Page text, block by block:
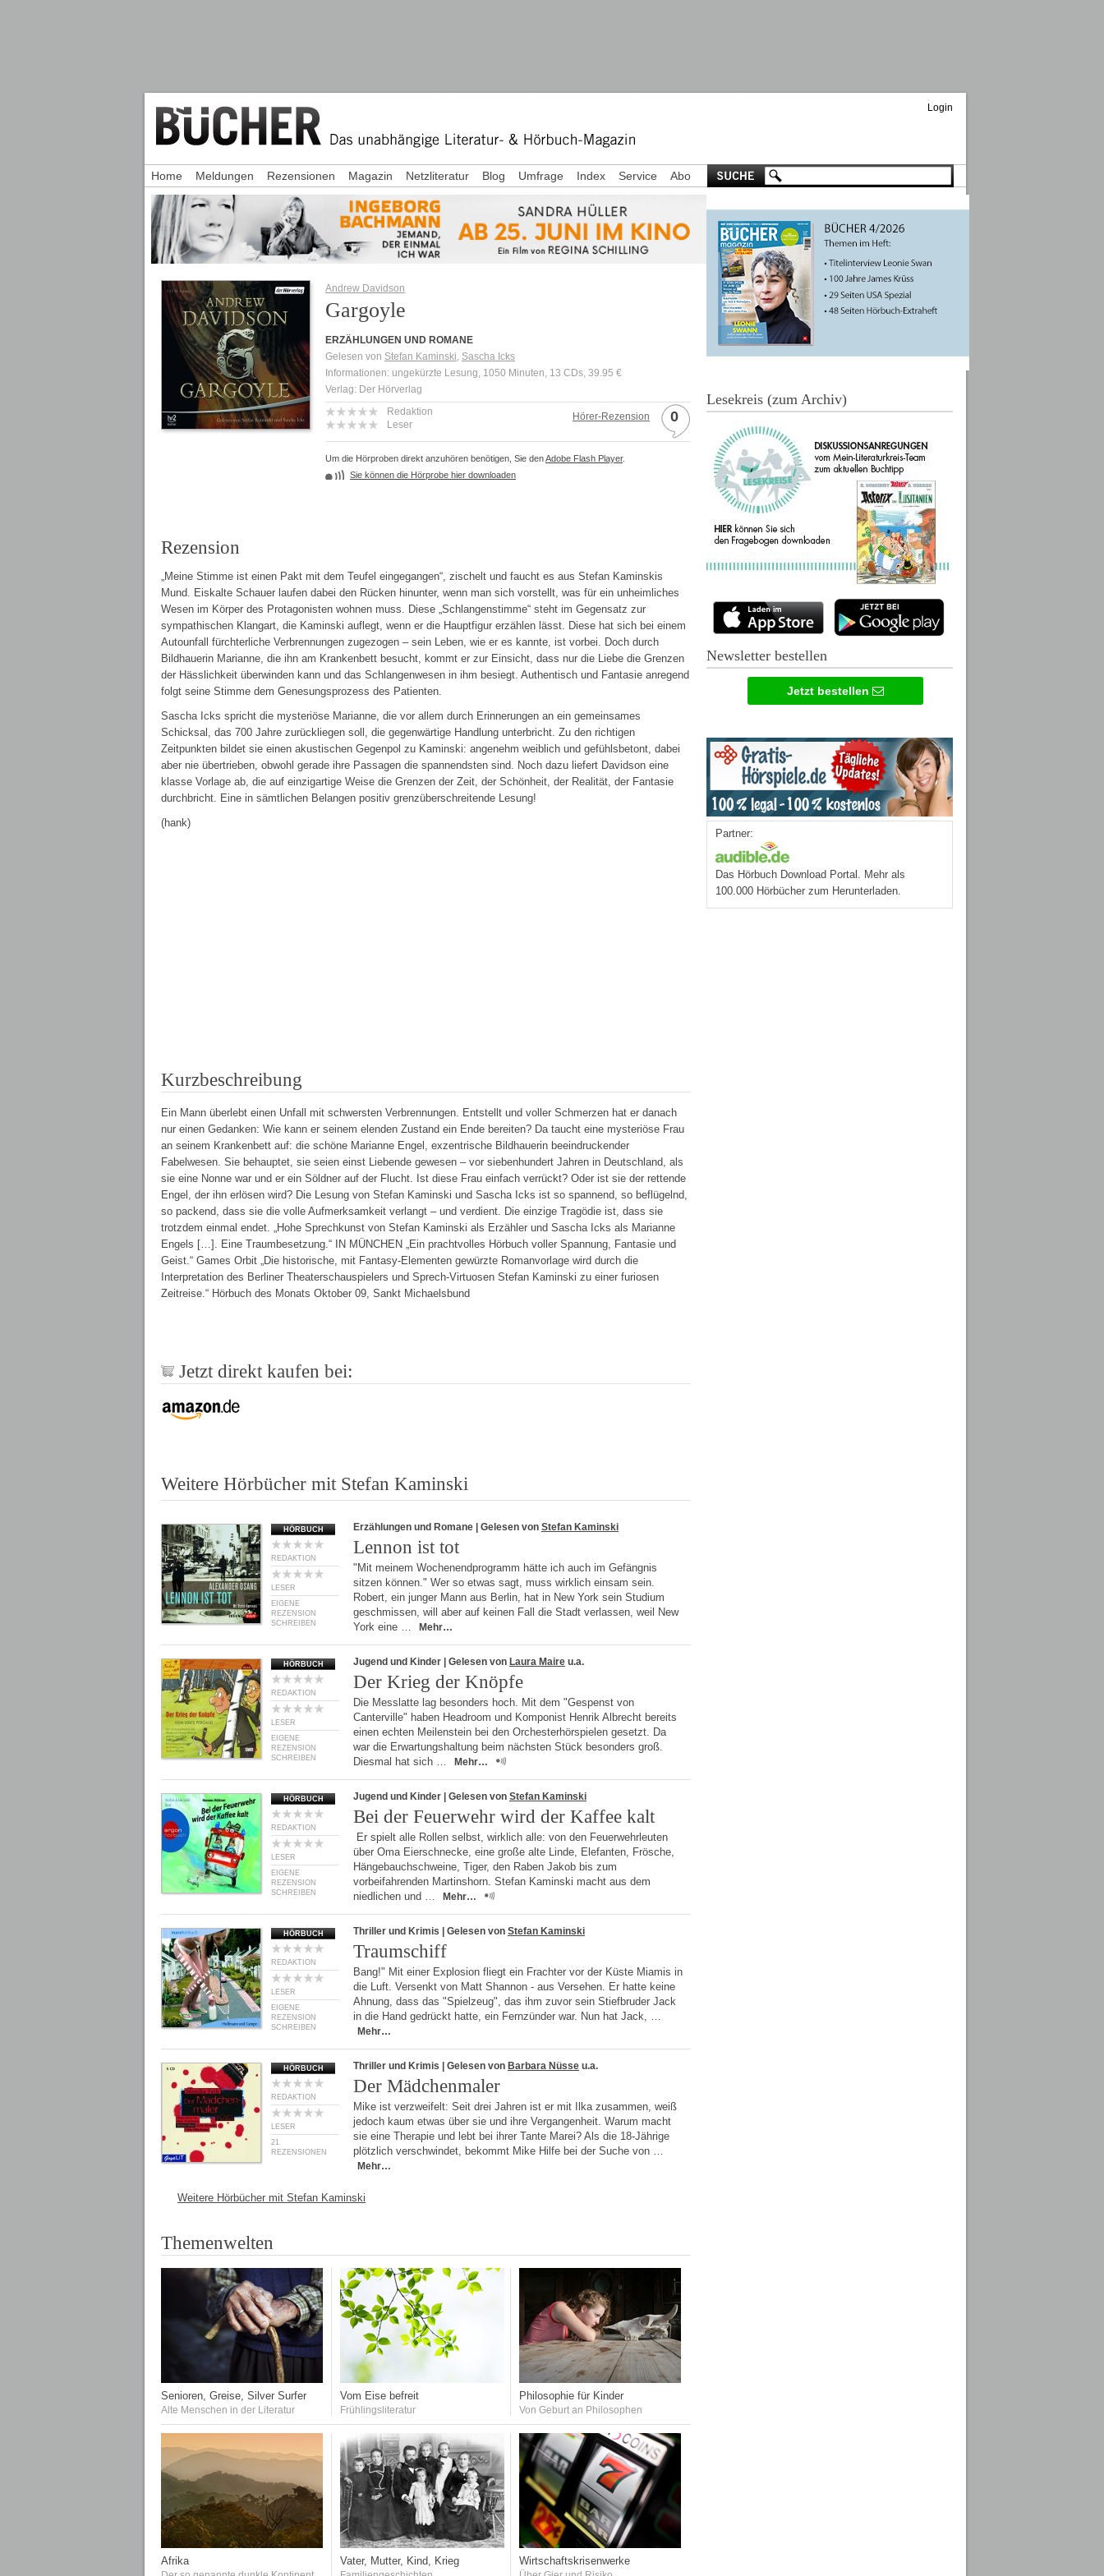
Login
Andrew Davidson
Gargoyle
ERZÄHLUNGEN UND ROMANE
Gelesen von Stefan Kaminski, Sascha Icks
Informationen: ungekürzte Lesung, 1050 Minuten, 13 CDs, 39.95 €
Verlag: Der Hörverlag
Hörer-Rezension 0
Redaktion
Leser
Um die Hörproben direkt anzuhören benötigen, Sie denAdobe Flash Player.
Sie können die Hörprobe hier downloaden
Rezension
„Meine Stimme ist einen Pakt mit dem Teufel eingegangen“, zischelt und faucht es aus Stefan Kaminskis
Mund. Eiskalte Schauer laufen dabei den Rücken hinunter, wenn man sich vorstellt, was für ein unheimliches
Wesen im Körper des Protagonisten wohnen muss. Diese „Schlangenstimme“ steht im Gegensatz zur
sympathischen Klangart, die Kaminski auflegt, wenn er die Hauptfigur erzählen lässt. Diese hat sich bei einem
Autounfall fürchterliche Verbrennungen zugezogen – sein Leben, wie er es kannte, ist vorbei. Doch durch
Bildhauerin Marianne, die ihn am Krankenbett besucht, kommt er zur Einsicht, dass nur die Liebe die Grenzen
der Hässlichkeit überwinden kann und das Schlangenwesen in ihm besiegt. Authentisch und Fantasie anregend
folgt seine Stimme dem Genesungsprozess des Patienten.
Sascha Icks spricht die mysteriöse Marianne, die vor allem durch Erinnerungen an ein gemeinsames
Schicksal, das 700 Jahre zurückliegen soll, die gegenwärtige Handlung unterbricht. Zu den richtigen
Zeitpunkten bildet sie einen akustischen Gegenpol zu Kaminski: angenehm weiblich und gefühlsbetont, dabei
aber nie übertrieben, obwohl gerade ihre Passagen die spannendsten sind. Noch dazu liefert Davidson eine
klasse Vorlage ab, die auf einzigartige Weise die Grenzen der Zeit, der Schönheit, der Realität, der Fantasie
durchbricht. Eine in sämtlichen Belangen positiv grenzüberschreitende Lesung!
(hank)
Kurzbeschreibung
Ein Mann überlebt einen Unfall mit schwersten Verbrennungen. Entstellt und voller Schmerzen hat er danach
nur einen Gedanken: Wie kann er seinem elenden Zustand ein Ende bereiten? Da taucht eine mysteriöse Frau
an seinem Krankenbett auf: die schöne Marianne Engel, exzentrische Bildhauerin beeindruckender
Fabelwesen. Sie behauptet, sie seien einst Liebende gewesen – vor siebenhundert Jahren in Deutschland, als
sie eine Nonne war und er ein Söldner auf der Flucht. Ist diese Frau einfach verrückt? Oder ist sie der rettende
Engel, der ihn erlösen wird? Die Lesung von Stefan Kaminski und Sascha Icks ist so spannend, so beflügelnd,
so packend, dass sie die volle Aufmerksamkeit verlangt – und verdient. Die einzige Tragödie ist, dass sie
trotzdem einmal endet. „Hohe Sprechkunst von Stefan Kaminski als Erzähler und Sascha Icks als Marianne
Engels […]. Eine Traumbesetzung.“ IN MÜNCHEN „Ein prachtvolles Hörbuch voller Spannung, Fantasie und
Geist.“ Games Orbit „Die historische, mit Fantasy-Elementen gewürzte Romanvorlage wird durch die
Interpretation des Berliner Theaterschauspielers und Sprech-Virtuosen Stefan Kaminski zu einer furiosen
Zeitreise.“ Hörbuch des Monats Oktober 09, Sankt Michaelsbund
Jetzt direkt kaufen bei:
Weitere Hörbücher mit Stefan Kaminski
HÖRBUCH
REDAKTION
LESER
EIGENE
REZENSION
SCHREIBEN
Erzählungen und Romane | Gelesen von Stefan Kaminski
Lennon ist tot
"Mit meinem Wochenendprogramm hätte ich auch im Gefängnis
sitzen können." Wer so etwas sagt, muss wirklich einsam sein.
Robert, ein junger Mann aus Berlin, hat in New York sein Studium
geschmissen, will aber auf keinen Fall die Stadt verlassen, weil New
York eine …
Mehr…
HÖRBUCH
REDAKTION
LESER
EIGENE
REZENSION
SCHREIBEN
Jugend und Kinder | Gelesen von Laura Maire u.a.
Der Krieg der Knöpfe
Die Messlatte lag besonders hoch. Mit dem "Gespenst von
Canterville" haben Headroom und Komponist Henrik Albrecht bereits
einen echten Meilenstein bei den Orchesterhörspielen gesetzt. Da
war die Erwartungshaltung beim nächsten Stück besonders groß.
Diesmal hat sich …
Mehr…
HÖRBUCH
REDAKTION
LESER
EIGENE
REZENSION
SCHREIBEN
Jugend und Kinder | Gelesen von Stefan Kaminski
Bei der Feuerwehr wird der Kaffee kalt
Er spielt alle Rollen selbst, wirklich alle: von den Feuerwehrleuten
über Oma Eierschnecke, eine große alte Linde, Elefanten, Frösche,
Hängebauchschweine, Tiger, den Raben Jakob bis zum
vorbeifahrenden Martinshorn. Stefan Kaminski macht aus dem
niedlichen und …
Mehr…
HÖRBUCH
REDAKTION
LESER
EIGENE
REZENSION
SCHREIBEN
Thriller und Krimis | Gelesen von Stefan Kaminski
Traumschiff
Bang!" Mit einer Explosion fliegt ein Frachter vor der Küste Miamis in
die Luft. Versenkt von Matt Shannon - aus Versehen. Er hatte keine
Ahnung, dass das "Spielzeug", das ihm zuvor sein Stiefbruder Jack
in die Hand gedrückt hatte, ein Fernzünder war. Nun hat Jack, …
Mehr…
HÖRBUCH
REDAKTION
LESER
21
REZENSIONEN
Thriller und Krimis | Gelesen von Barbara Nüsse u.a.
Der Mädchenmaler
Mike ist verzweifelt: Seit drei Jahren ist er mit Ilka zusammen, weiß
jedoch kaum etwas über sie und ihre Vergangenheit. Warum macht
sie eine Therapie und lebt bei ihrer Tante Marei? Als die 18-Jährige
plötzlich verschwindet, bekommt Mike Hilfe bei der Suche von …
Mehr…
Weitere Hörbücher mit Stefan Kaminski
Themenwelten
Senioren, Greise, Silver Surfer
Alte Menschen in der Literatur
Vom Eise befreit
Frühlingsliteratur
Philosophie für Kinder
Von Geburt an Philosophen
Afrika Vater, Mutter, Kind, Krieg Wirtschaftskrisenwerke
Home Meldungen Rezensionen Magazin Netzliteratur Blog Umfrage Index Service Abo
Lesekreis (zum Archiv)
Newsletter bestellen
Jetzt bestellen
Partner:
Das Hörbuch Download Portal. Mehr als
100.000 Hörbücher zum Herunterladen.